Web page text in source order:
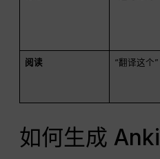
阅读 “翻译这个”
如何生成